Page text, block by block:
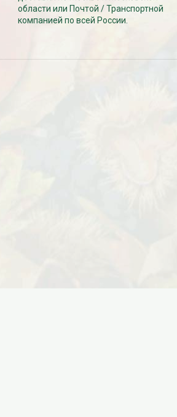
Дата:11.03.2024
области или Почтой / Транспортной
компанией по всей России.